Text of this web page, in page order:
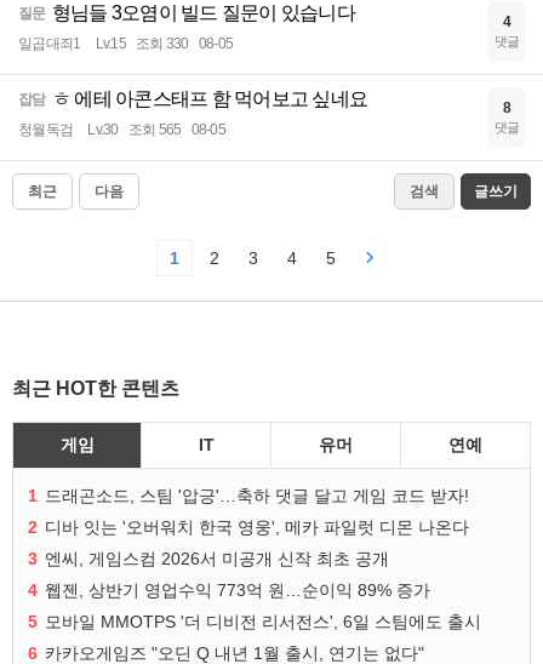
질문 형님들 3오염이 빌드 질문이 있습니다
일곱대죄1 Lv.15 조회 330 08-05
4
댓글
잡담 ㅎ 에테 아콘스태프 함 먹어보고 싶네요
청월독검 Lv.30 조회 565 08-05
8
댓글
최근 다음 검색 글쓰기
1 2 3 4 5
최근 HOT한 콘텐츠
게임 IT 유머 연예
1 드래곤소드, 스팀 '압긍'…축하 댓글 달고 게임 코드 받자!
2 디바 잇는 '오버워치 한국 영웅', 메카 파일럿 디몬 나온다
3 엔씨, 게임스컴 2026서 미공개 신작 최초 공개
4 웹젠, 상반기 영업수익 773억 원…순이익 89% 증가
5 모바일 MMOTPS '더 디비전 리서전스', 6일 스팀에도 출시
6 카카오게임즈 "오딘 Q 내년 1월 출시, 연기는 없다"